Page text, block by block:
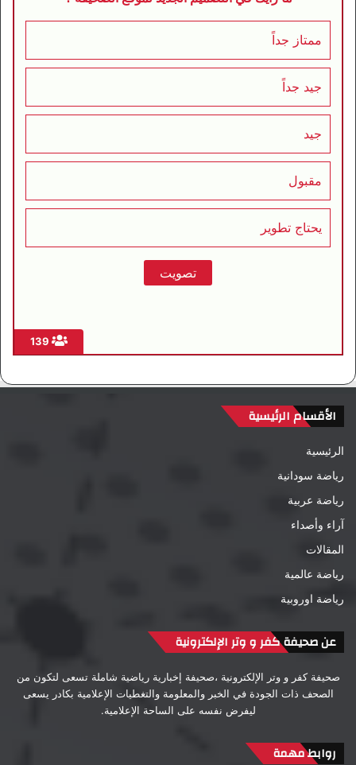
ممتاز جداً
جيد جداً
جيد
مقبول
يحتاج تطوير
الأقسام الرئيسية
الرئيسية
رياضة سودانية
رياضة عربية
آراء وأصداء
المقالات
رياضة عالمية
رياضة اوروبية
عن صحيفة كفر و وتر الإلكترونية
صحيفة كفر و وتر الإلكترونية ،صحيفة إخبارية رياضية شاملة تسعى لتكون من
الصحف ذات الجودة في الخبر والمعلومة والتغطيات الإعلامية بكادر يسعى
ليفرض نفسه على الساحة الإعلامية.
روابط مهمة